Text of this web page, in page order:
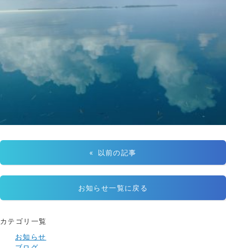
« 以前の記事
お知らせ一覧に戻る
カテゴリ一覧
お知らせ